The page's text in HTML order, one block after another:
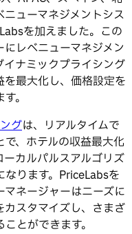
ューマネジメントシス
を加えました。この
レベニューマネジメン
イナミックプライシング
最大化し、価格設定を
。
グは、リアルタイムで
、ホテルの収益最大化
カルパルスアルゴリズ
ります。PriceLabsを
ネージャーはニーズに
スタマイズし、さまざ
とができます。